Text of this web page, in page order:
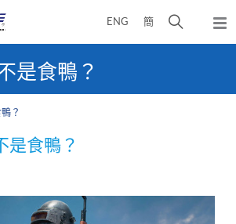
ENG 簡
開
彈
出
單
是食鴨？
？
是食鴨？